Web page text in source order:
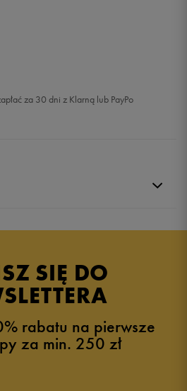
za 30 dni z Klarną lub PayPo
SIĘ DO
rabatu na pierwsze
za min. 250 zł